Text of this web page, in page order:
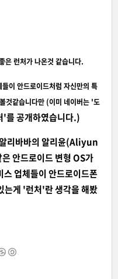
런처가 나온것 같습니다.
이 안드로이드처럼 자신만의 특
것같습니다만 (이미 네이버는 '도
를 공개하였습니다.)
리바바의 알리윤(Aliyun
안드로이드 변형 OS가
업체들이 안드로이드폰
는게 '런처'란 생각을 해봤